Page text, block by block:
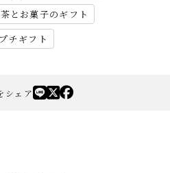
とお菓子のギフト
プチギフト
シェア